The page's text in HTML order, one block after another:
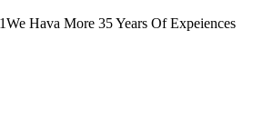
We Hava More 35 Years Of Expeiences